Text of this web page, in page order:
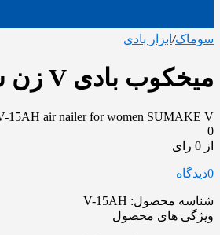
سوماک/ ابزار بادی
میخکوب بادی V زن سوماک مدل V-15AH ا SUMAKE V-
15AH air nailer for women SUMAKE V-
0
از 0 رای
0دیدگاه
شناسه محصول: V-15AH
ویژگی های محصول